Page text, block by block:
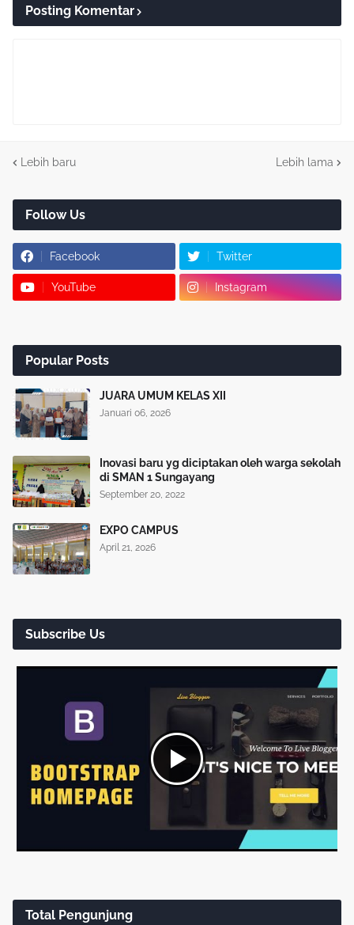
Posting Komentar
Lebih baru Lebih lama
Follow Us
Facebook Twitter
YouTube Instagram
Popular Posts
JUARA UMUM KELAS XII
Januari 06, 2026
Inovasi baru yg diciptakan oleh warga sekolah
di SMAN 1 Sungayang
September 20, 2022
EXPO CAMPUS
April 21, 2026
Subscribe Us
Total Pengunjung